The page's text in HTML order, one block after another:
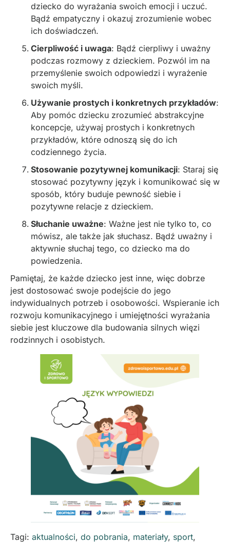
dziecko do wyrażania swoich emocji i uczuć.
Bądź empatyczny i okazuj zrozumienie wobec
ich doświadczeń.
Cierpliwość i uwaga: Bądź cierpliwy i uważny
podczas rozmowy z dzieckiem. Pozwól im na
przemyślenie swoich odpowiedzi i wyrażenie
swoich myśli.
Używanie prostych i konkretnych przykładów:
Aby pomóc dziecku zrozumieć abstrakcyjne
koncepcje, używaj prostych i konkretnych
przykładów, które odnoszą się do ich
codziennego życia.
Stosowanie pozytywnej komunikacji: Staraj się
stosować pozytywny język i komunikować się w
sposób, który buduje pewność siebie i
pozytywne relacje z dzieckiem.
Słuchanie uważne: Ważne jest nie tylko to, co
mówisz, ale także jak słuchasz. Bądź uważny i
aktywnie słuchaj tego, co dziecko ma do
powiedzenia.
Pamiętaj, że każde dziecko jest inne, więc dobrze
jest dostosować swoje podejście do jego
indywidualnych potrzeb i osobowości. Wspieranie ich
rozwoju komunikacyjnego i umiejętności wyrażania
siebie jest kluczowe dla budowania silnych więzi
rodzinnych i osobistych.
Tagi: aktualności, do pobrania, materiały, sport,